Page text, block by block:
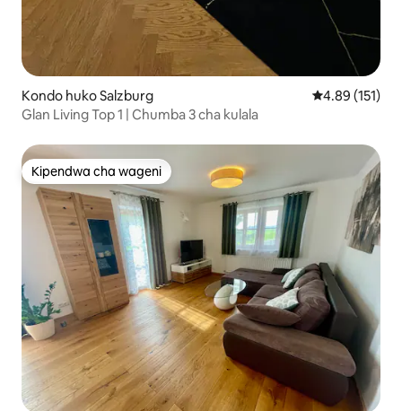
Kondo huko Salzburg Ukadiriaji wa
4.89 (151)
Glan Living Top 1 | Chumba 3 cha kulala
Kipendwa cha wageni
Kipendwa cha wageni